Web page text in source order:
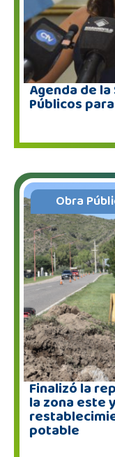
Agenda de
Públicos
Obra
Finalizó la
la zona este
potable